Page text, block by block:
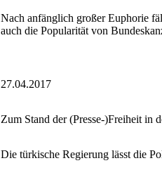
Nach anfänglich großer Euphorie
auch die Popularität von
27.04.2017
Zum Stand der (Presse-)Freiheit in
Die türkische Regierung lässt die